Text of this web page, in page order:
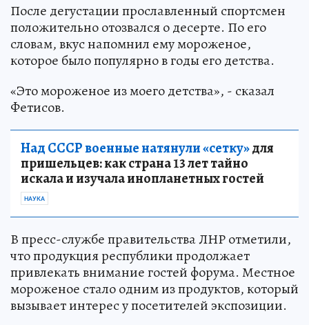
После дегустации прославленный спортсмен
положительно отозвался о десерте. По его
словам, вкус напомнил ему мороженое,
которое было популярно в годы его детства.
«Это мороженое из моего детства», - сказал
Фетисов.
Над СССР военные натянули «сетку»для
пришельцев: как страна 13 лет тайно
искала и изучала инопланетных гостей
НАУКА
В пресс-службе правительства ЛНР отметили,
что продукция республики продолжает
привлекать внимание гостей форума. Местное
мороженое стало одним из продуктов, который
вызывает интерес у посетителей экспозиции.